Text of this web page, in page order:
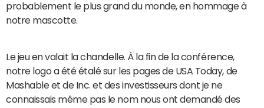
probablement le plus grand du monde, en hommage à
notre mascotte.
Le jeu en valait la chandelle. À la fin de la conférence,
notre logo a été étalé sur les pages de USA Today, de
Mashable et de Inc. et des investisseurs dont je ne
connaissais même pas le nom nous ont demandé des